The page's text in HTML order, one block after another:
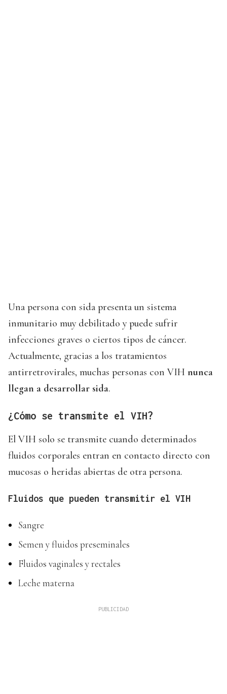
Una persona con sida presenta un sistema
inmunitario muy debilitado y puede sufrir
infecciones graves o ciertos tipos de cáncer.
Actualmente, gracias a los tratamientos
antirretrovirales, muchas personas con VIH nunca
llegan a desarrollar sida.
¿Cómo se transmite el VIH?
El VIH solo se transmite cuando determinados
fluidos corporales entran en contacto directo con
mucosas o heridas abiertas de otra persona.
Fluidos que pueden transmitir el VIH
Sangre
Semen y fluidos preseminales
Fluidos vaginales y rectales
Leche materna